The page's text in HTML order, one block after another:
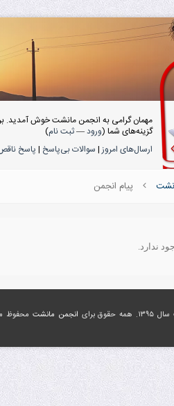
مهمان گرامی به انجمن مانشت خوش آمدید.
گزینه‌های شما (ورود—ثبت نام)
ارسال‌های امروز| سوالات بی‌پاسخ |پاسخ
پیام انجمن
ندارد.
انجمن مانشت محفوظ